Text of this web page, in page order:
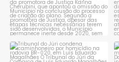
Tribunal do Júri condena
caminhoneiro por...